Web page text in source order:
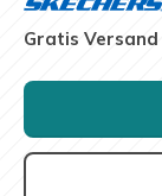
Gratis Versand